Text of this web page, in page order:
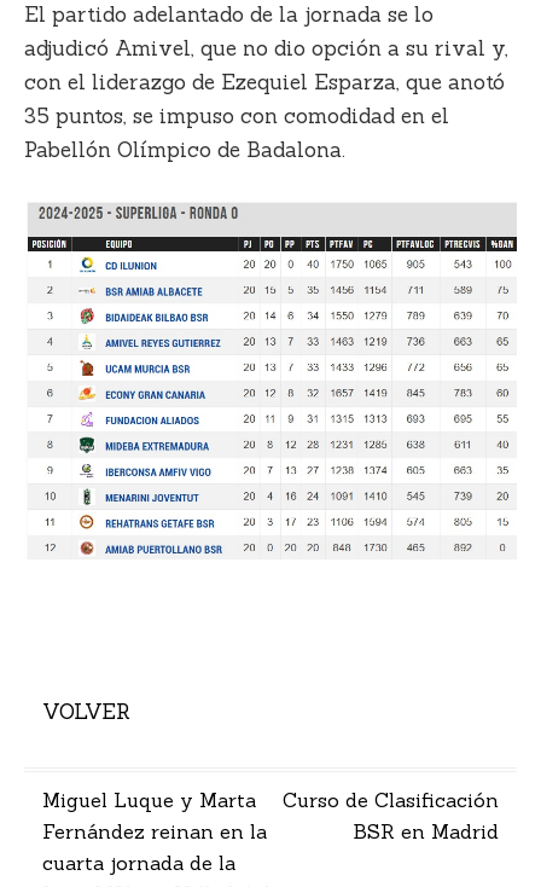
El partido adelantado de la jornada se lo
adjudicó Amivel, que no dio opción a su rival y,
con el liderazgo de Ezequiel Esparza, que anotó
35 puntos, se impuso con comodidad en el
Pabellón Olímpico de Badalona.
VOLVER
Navegación
de
Miguel Luque y Marta
Fernández reinan en la
cuarta jornada de la
Curso de Clasificación
BSR en Madrid